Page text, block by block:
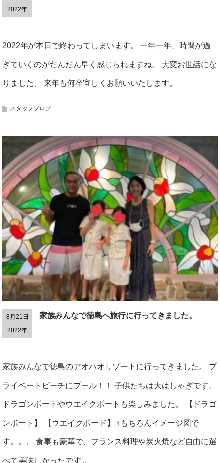
2022年
2022年が本日で終わってしまいます。 一年一年、時間が過
ぎていくのがだんだん早く感じられますね。 大変お世話にな
りました。 来年も何卒宜しくお願いいたします。
スタッフブログ
8月21日
2022年
家族みんなで徳島へ旅行に行ってきました。
家族みんなで徳島のアオハオリゾートに行ってきました。 プ
ライベートビーチにプール！！ 子供たちは大はしゃぎです。
ドラゴンボートやウエイクボートも楽しみました。 【ドラゴ
ンボート】 【ウエイクボード】 ↑もちろんイメージ図で
す。。。 食事も豪華で、フランス料理や炭火焼など自由に選
べて美味しかったです...